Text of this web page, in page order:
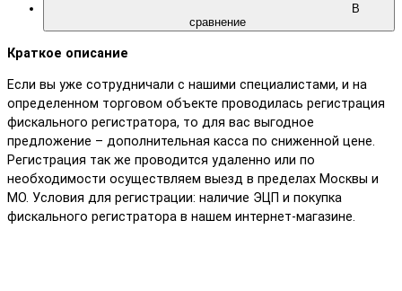
В
сравнение
Краткое описание
Если вы уже сотрудничали с нашими специалистами, и на
определенном торговом объекте проводилась регистрация
фискального регистратора, то для вас выгодное
предложение – дополнительная касса по сниженной цене.
Регистрация так же проводится удаленно или по
необходимости осуществляем выезд в пределах Москвы и
МО. Условия для регистрации: наличие ЭЦП и покупка
фискального регистратора в нашем интернет-магазине.